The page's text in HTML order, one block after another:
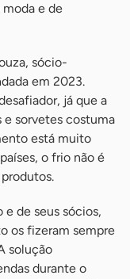
e de
sócio-
em 2023.
já que a
e sorvetes costuma
está muito
o frio não é
e de seus sócios,
os fizeram sempre
solução
durante o